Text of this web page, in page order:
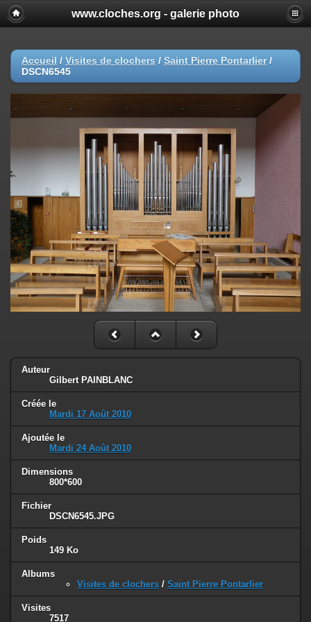
www.cloches.org - galerie photo
Accueil / Visites de clochers / Saint Pierre Pontarlier/
DSCN6545
Auteur
Gilbert PAINBLANC
Créée le
Mardi 17 Août 2010
Ajoutée le
Mardi 24 Août 2010
Dimensions
800*600
Fichier
DSCN6545.JPG
Poids
149 Ko
Albums
Visites de clochers / Saint Pierre Pontarlier
Visites
7517